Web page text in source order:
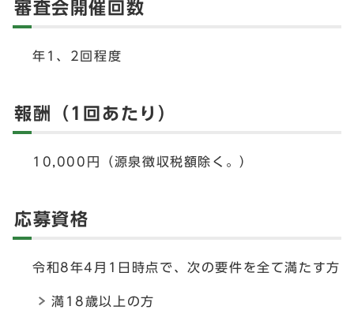
審査会開催回数
年1、2回程度
報酬（1回あたり）
10,000円（源泉徴収税額除く。）
応募資格
令和8年4月1日時点で、次の要件を全て満たす方
満18歳以上の方